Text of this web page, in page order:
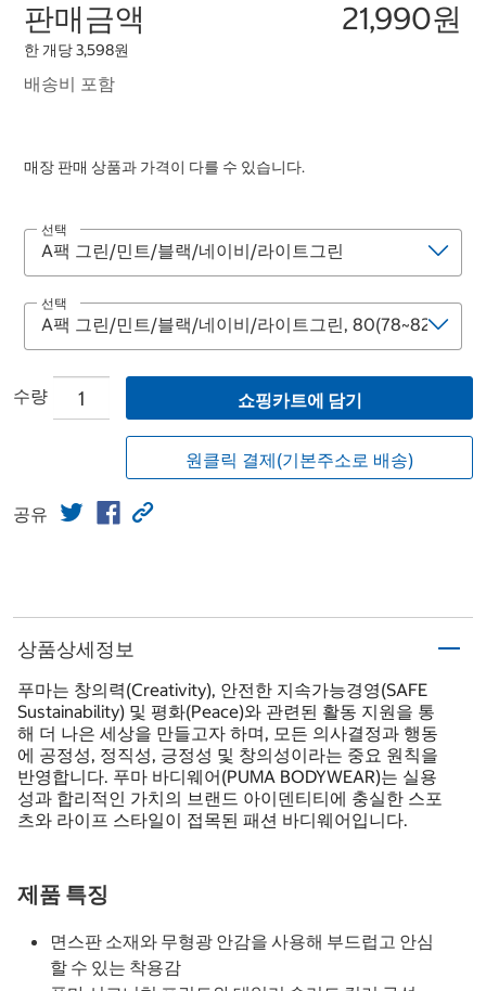
판매금액 21,990원
한 개당 3,598원
배송비 포함
매장 판매 상품과 가격이 다를 수 있습니다.
선택
선택
수량 쇼핑카트에 담기
원클릭 결제(기본주소로 배송)
공유
상품상세정보
푸마는 창의력(Creativity), 안전한 지속가능경영(SAFE
Sustainability) 및 평화(Peace)와 관련된 활동 지원을 통
해 더 나은 세상을 만들고자 하며, 모든 의사결정과 행동
에 공정성, 정직성, 긍정성 및 창의성이라는 중요 원칙을
반영합니다. 푸마 바디웨어(PUMA BODYWEAR)는 실용
성과 합리적인 가치의 브랜드 아이덴티티에 충실한 스포
츠와 라이프 스타일이 접목된 패션 바디웨어입니다.
제품 특징
면스판 소재와 무형광 안감을 사용해 부드럽고 안심
할 수 있는 착용감